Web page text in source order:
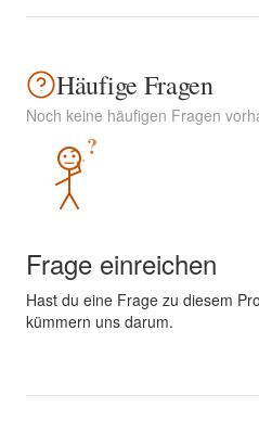
Häufige Fragen
Noch keine häufigen Fragen
?
Frage einreichen
Hast du eine Frage zu diesem
kümmern uns darum.